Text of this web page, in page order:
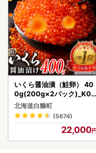
いくら醤油漬（鮭卵） 40
0g(200g×2パック)_K02
2-1676
北海道白糠町
(5674)
22,000